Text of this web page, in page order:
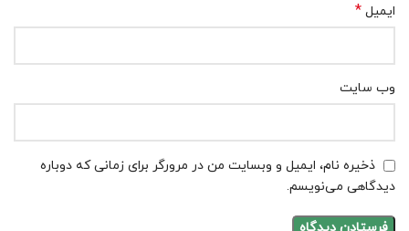
ایمیل *
وب‌ سایت
ذخیره نام، ایمیل و وبسایت من در مرورگر برای زمانی که دوباره
دیدگاهی می‌نویسم.